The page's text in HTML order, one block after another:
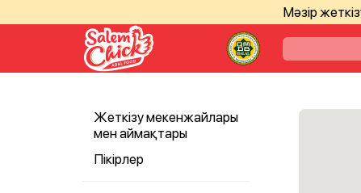
Мәзір
Жеткізу мекенжайлары
мен аймақтары
Пікірлер